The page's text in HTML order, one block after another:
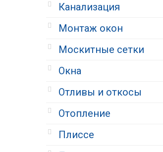
Канализация
Монтаж окон
Москитные сетки
Окна
Отливы и откосы
Отопление
Плиссе